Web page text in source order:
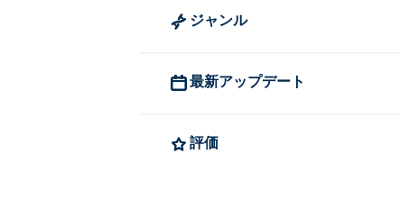
ジャンル
最新アップデート
評価